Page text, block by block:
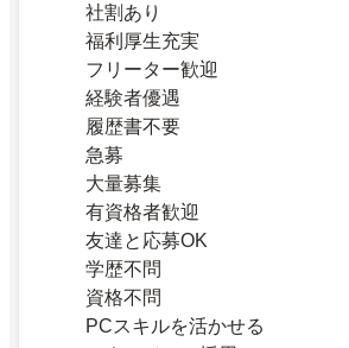
社割あり
福利厚生充実
フリーター歓迎
経験者優遇
履歴書不要
急募
大量募集
有資格者歓迎
友達と応募OK
学歴不問
資格不問
PCスキルを活かせる